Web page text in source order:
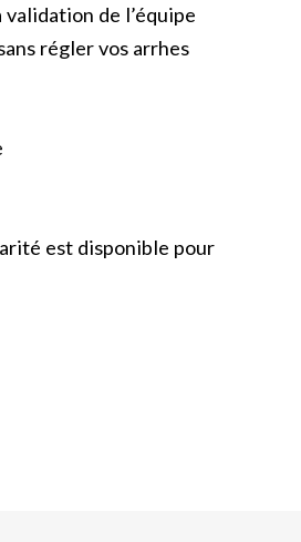
de l’équipe
régler vos arrhes
est disponible pour